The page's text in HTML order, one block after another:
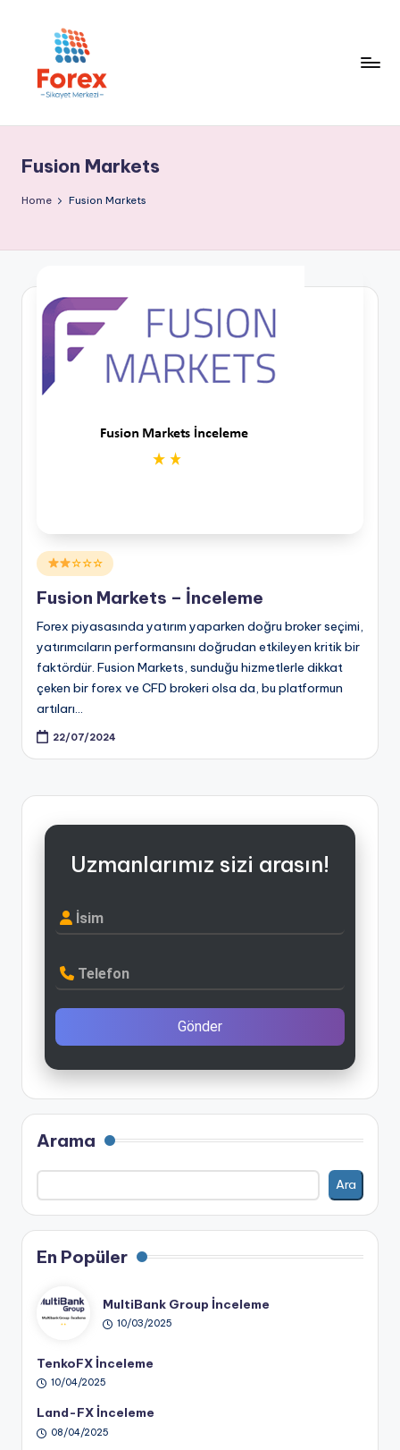
Fusion Markets
Home Fusion Markets
Posted
in
☆☆☆
Fusion Markets – İnceleme
Forex piyasasında yatırım yaparken doğru broker seçimi,
yatırımcıların performansını doğrudan etkileyen kritik bir
faktördür. Fusion Markets, sunduğu hizmetlerle dikkat
çeken bir forex ve CFD brokeri olsa da, bu platformun
artıları…
22/07/2024
Uzmanlarımız sizi arasın!
İsim
Telefon
Gönder
Arama
Ara
En Popüler
MultiBank Group İnceleme
10/03/2025
TenkoFX İnceleme
10/04/2025
Land-FX İnceleme
08/04/2025